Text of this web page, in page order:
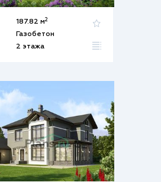
187.82 м2
Газобетон
2 этажа